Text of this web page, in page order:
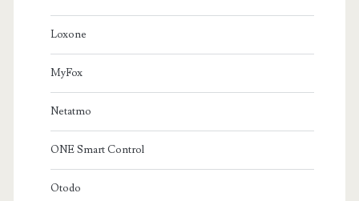
Loxone
MyFox
Netatmo
ONE Smart Control
Otodo